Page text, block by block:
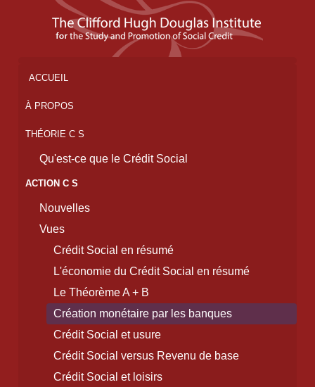
ACCUEIL
À PROPOS
THÉORIE C S
Qu'est-ce que le Crédit Social
ACTION C S
Nouvelles
Vues
Crédit Social en résumé
L'économie du Crédit Social en résumé
Le Théorème A + B
Création monétaire par les banques
Crédit Social et usure
Crédit Social versus Revenu de base
Crédit Social et loisirs